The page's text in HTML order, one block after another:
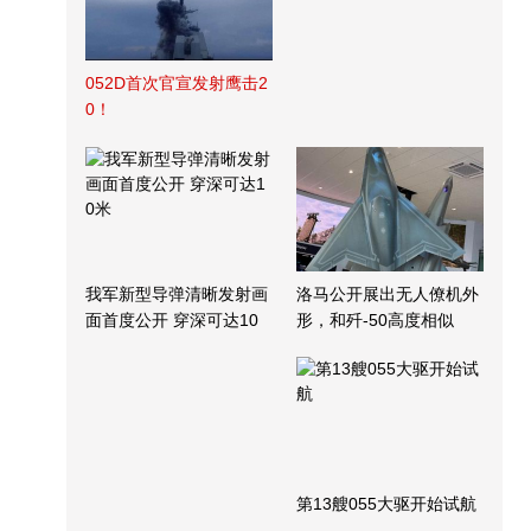
052D首次官宣发射鹰击2
0！
我军新型导弹清晰发射画
面首度公开 穿深可达10
洛马公开展出无人僚机外
形，和歼-50高度相似
第13艘055大驱开始试航